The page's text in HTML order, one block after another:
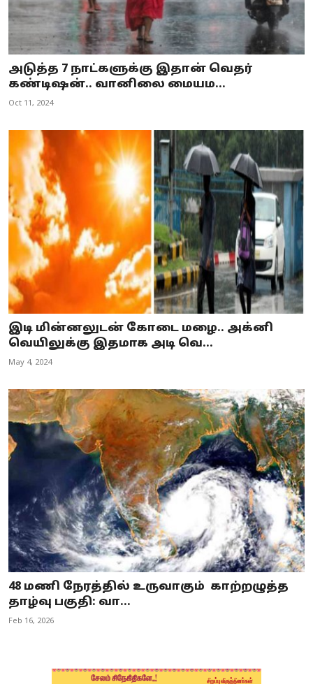
அடுத்த 7 நாட்களுக்கு இதான் வெதர்
கண்டிஷன்.. வானிலை மையம...
Oct 11, 2024
இடி மின்னலுடன் கோடை மழை.. அக்னி
வெயிலுக்கு இதமாக அடி வெ...
May 4, 2024
48 மணி நேரத்தில் உருவாகும் காற்றழுத்த
தாழ்வு பகுதி: வா...
Feb 16, 2026